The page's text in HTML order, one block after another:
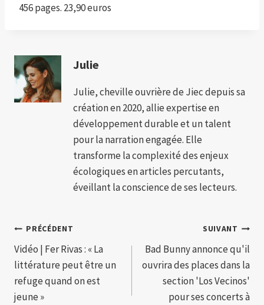
456 pages. 23,90 euros
Julie
Julie, cheville ouvrière de Jiec depuis sa
création en 2020, allie expertise en
développement durable et un talent
pour la narration engagée. Elle
transforme la complexité des enjeux
écologiques en articles percutants,
éveillant la conscience de ses lecteurs.
Navigation
de
l’article
PRÉCÉDENT
Vidéo | Fer Rivas : « La
littérature peut être un
refuge quand on est
jeune »
SUIVANT
Bad Bunny annonce qu'il
ouvrira des places dans la
section 'Los Vecinos'
pour ses concerts à